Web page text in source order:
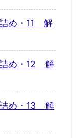
め・11 解
め・12 解
め・13 解